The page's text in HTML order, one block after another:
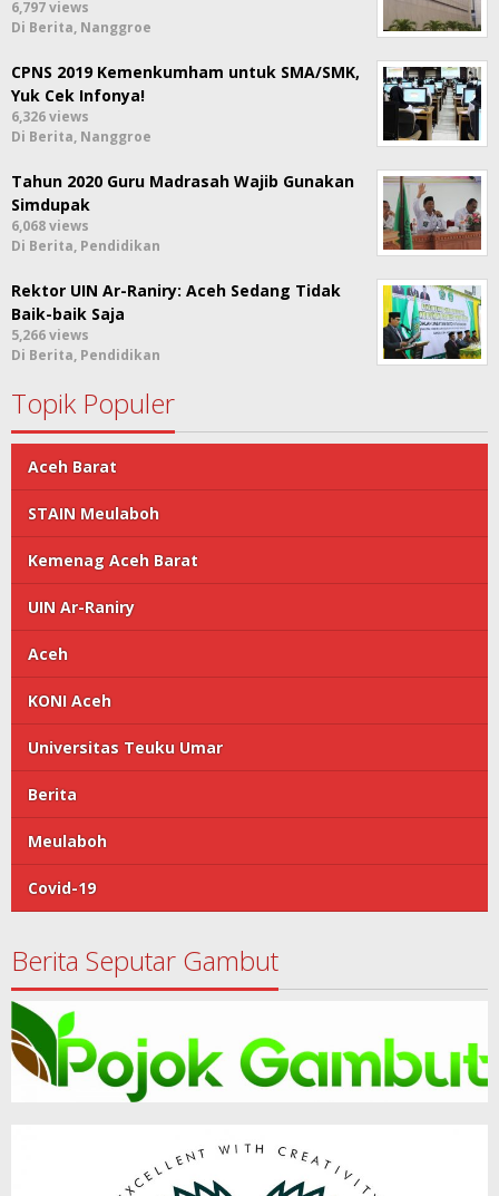
6,797 views
Di Berita, Nanggroe
CPNS 2019 Kemenkumham untuk SMA/SMK,
Yuk Cek Infonya!
6,326 views
Di Berita, Nanggroe
Tahun 2020 Guru Madrasah Wajib Gunakan
Simdupak
6,068 views
Di Berita, Pendidikan
Rektor UIN Ar-Raniry: Aceh Sedang Tidak
Baik-baik Saja
5,266 views
Di Berita, Pendidikan
Topik Populer
Aceh Barat
STAIN Meulaboh
Kemenag Aceh Barat
UIN Ar-Raniry
Aceh
KONI Aceh
Universitas Teuku Umar
Berita
Meulaboh
Covid-19
Berita Seputar Gambut